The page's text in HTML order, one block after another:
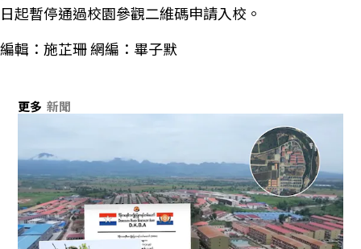
日起暫停通過校園參觀二維碼申請入校。
編輯：施芷珊 網編：畢子默
更多 新聞